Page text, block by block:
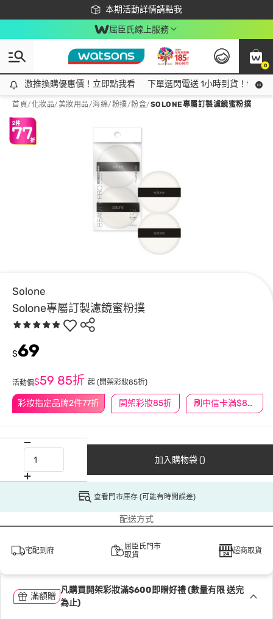
本期活動詳情請點我
下載app最高回饋$350
屈臣氏線上服務
0
激推換購優惠價！立即點我看
激推換購優惠價！立即點我看 下單選閃電送 1小時到貨！領神
首頁/化妝品/美妝用品/海綿/粉撲/粉盒/SOLONE專屬訂製濾鏡蜜粉撲
Solone
Solone專屬訂製濾鏡蜜粉撲
彩妝指定品牌2件77折 開架彩妝85折 刷中信卡滿$888送3萬點
$69
活動價$59 85折 起 (開架彩妝85折)
加入購物袋 ()
查看門市庫存 (可能有時間誤差)
配送方式
宅配到府
屈臣氏門市
取貨
超商取貨
滿額贈
凡購買開架彩妝滿$600即贈好禮 (數量有限 送完
為止)